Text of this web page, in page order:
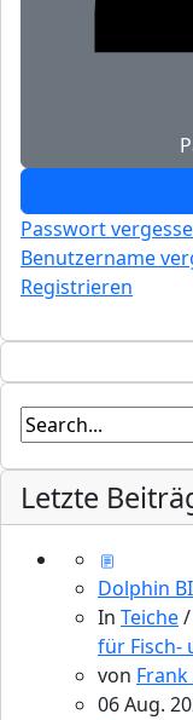
Passwort
Benutzername
Registrieren
Letzte
Dolphin
In Teiche/
für Fisch-
von Frank
06 Aug.